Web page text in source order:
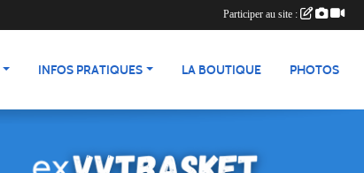
INFOS PRATIQUES LA BOUTIQUE PHOTOS
Participer au site :